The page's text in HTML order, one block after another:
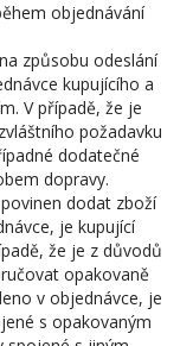
objednávání
způsobu odeslání
kupujícího a
V případě, že je
požadavku
dodatečné
dopravy.
dodat zboží
je kupující
že je z důvodů
opakovaně
v objednávce, je
s opakovaným